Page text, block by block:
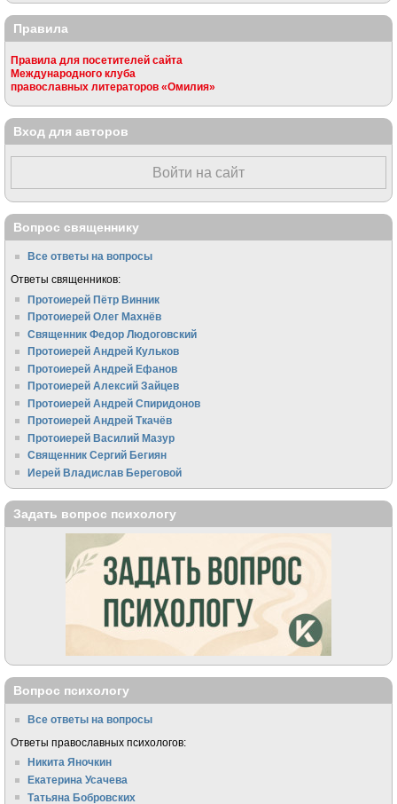
Правила
Правила для посетителей сайта
Международного клуба
православных литераторов «Омилия»
Вход для авторов
Войти на сайт
Вопрос священнику
Все ответы на вопросы
Ответы священников:
Протоиерей Пётр Винник
Протоиерей Олег Махнёв
Священник Федор Людоговский
Протоиерей Андрей Кульков
Протоиерей Андрей Ефанов
Протоиерей Алексий Зайцев
Протоиерей Андрей Спиридонов
Протоиерей Андрей Ткачёв
Протоиерей Василий Мазур
Священник Сергий Бегиян
Иерей Владислав Береговой
Задать вопрос психологу
Вопрос психологу
Все ответы на вопросы
Ответы православных психологов:
Никита Яночкин
Екатерина Усачева
Татьяна Бобровских